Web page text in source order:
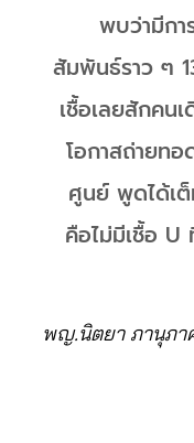
พบว่ามีกา
สัมพันธ์ราว ๆ
เชื้อเลยสักคน
โอกาสถ่ายท
ศูนย์ พูดได้เต็
คือไม่มีเชื้อ
พญ.นิตยา ภานุภา